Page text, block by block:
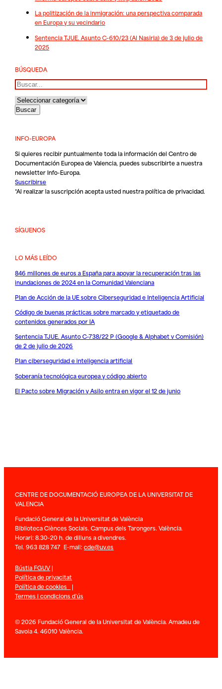
La politización de la inmigración: una perspectiva comparada
en Europa y su vecindario
Sentencia TJUE. Asunto C-610/23 (Al Nasiria) de 3 de julio de
2025
BÚSQUEDA
Buscar
INFO-EUROPA
Si quieres recibir puntualmente toda la información del Centro de
Documentación Europea de Valencia, puedes subscribirte a nuestra
newsletter Info-Europa.
Suscribirse
*Al realizar la suscripción acepta usted nuestrapolítica de privacidad.
SÍGUENOS
LO MÁS LEÍDO
846 millones de euros a España para apoyar la recuperación tras las
inundaciones de 2024 en la Comunidad Valenciana
Plan de Acción de la UE sobre Ciberseguridad e Inteligencia Artificial
Código de buenas prácticas sobre marcado y etiquetado de
contenidos generados por IA
Sentencia TJUE. Asunto C-738/22 P (Google & Alphabet v Comisión)
de 2 de julio de 2026
Plan ciberseguridad e inteligencia artificial
Soberanía tecnológica europea y código abierto
El Pacto sobre Migración y Asilo entra en vigor el 12 de junio
CENTRE DE DOCUMENTACIÓ EUROPEA DE LA UNIVERSITAT DE
VALENCIA
Fundació General de la Universitat de València
Biblioteca Ciènces Socials. Campus dels Tarongers. València.
Horari: 8.30-20 h. de dilluns a divendres.
Tel. 963 828 747 E-mail:cde@uv.es
Bústia FGUV|
Política de privacitat
Política de cookies |
Termes i condicions d’ús
© 2026 Fundació General de la Universitat de València. Amadeu de
Savoia 4. 46010 València.